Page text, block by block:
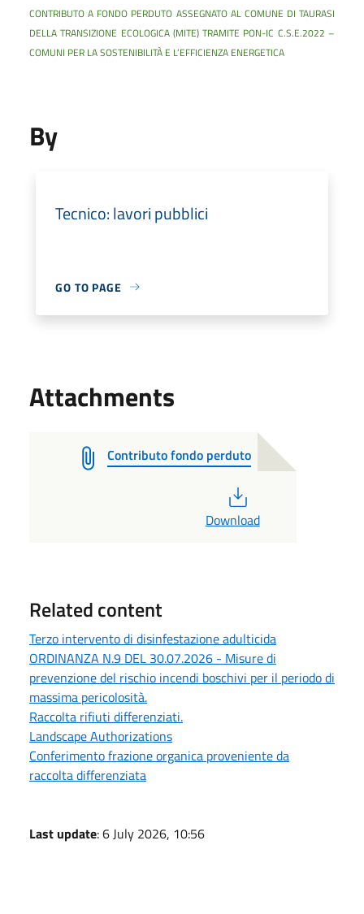
CONTRIBUTO A FONDO PERDUTO ASSEGNATO AL COMUNE DI TAURASI
DELLA TRANSIZIONE ECOLOGICA (MITE) TRAMITE PON-IC C.S.E.2022 –
COMUNI PER LA SOSTENIBILITÀ E L’EFFICIENZA ENERGETICA
By
Tecnico: lavori pubblici
GO TO PAGE
Attachments
Contributo fondo perduto
Download
Related content
Terzo intervento di disinfestazione adulticida
ORDINANZA N.9 DEL 30.07.2026 - Misure di
prevenzione del rischio incendi boschivi per il periodo di
massima pericolosità.
Raccolta rifiuti differenziati.
Landscape Authorizations
Conferimento frazione organica proveniente da
raccolta differenziata
Last update: 6 July 2026, 10:56